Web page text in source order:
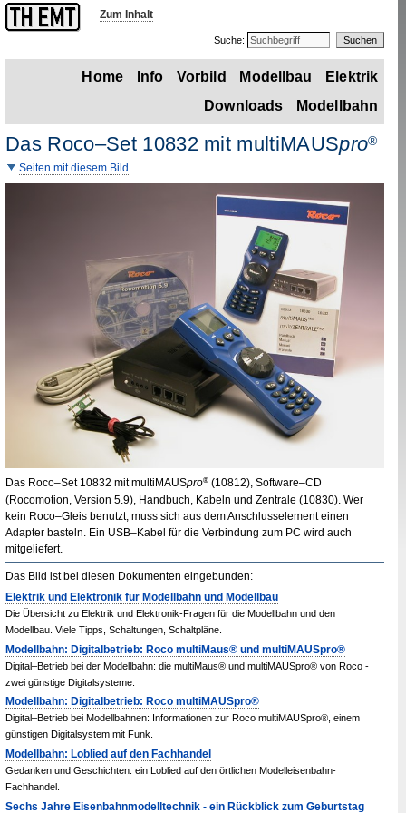
Zum Inhalt
Suche:
Home Info Vorbild Modellbau
Elektrik
Downloads
Modellbahn
Das Roco–Set 10832 mit multiMAUSpro®
Seiten mit diesem Bild
Das Roco–Set 10832 mit multiMAUSpro® (10812), Software–CD
(Rocomotion, Version 5.9), Handbuch, Kabeln und Zentrale (10830). Wer
kein Roco–Gleis benutzt, muss sich aus dem Anschlusselement einen
Adapter basteln. Ein USB–Kabel für die Verbindung zum PC wird auch
mitgeliefert.
Das Bild ist bei diesen Dokumenten eingebunden:
Elektrik und Elektronik für Modellbahn und Modellbau
Die Übersicht zu Elektrik und Elektronik-Fragen für die Modellbahn und den
Modellbau. Viele Tipps, Schaltungen, Schaltpläne.
Modellbahn: Digitalbetrieb: Roco multiMaus® und multiMAUSpro®
Digital–Betrieb bei der Modellbahn: die multiMaus® und multiMAUSpro® von Roco -
zwei günstige Digitalsysteme.
Modellbahn: Digitalbetrieb: Roco multiMAUSpro®
Digital–Betrieb bei Modellbahnen: Informationen zur Roco multiMAUSpro®, einem
günstigen Digitalsystem mit Funk.
Modellbahn: Loblied auf den Fachhandel
Gedanken und Geschichten: ein Loblied auf den örtlichen Modelleisenbahn-
Fachhandel.
Sechs Jahre Eisenbahnmodelltechnik - ein Rückblick zum Geburtstag